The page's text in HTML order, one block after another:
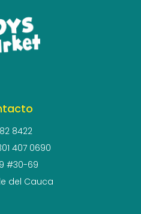
8422
407 0690
#30-69
del Cauca